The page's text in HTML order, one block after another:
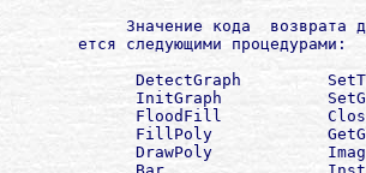
Значение кода  возврата
        ется следующими процедурами:
DetectGraph
InitGraph
FloodFill
FillPoly
DrawPoly